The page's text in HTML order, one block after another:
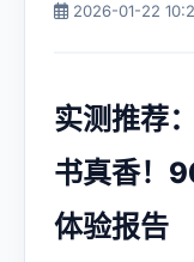
常见问题
货币
USD
2026-01-22
实测推荐
书真香！
体验报告